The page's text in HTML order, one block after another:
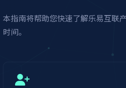
本指南将帮助您快速了解乐易互联
时间。